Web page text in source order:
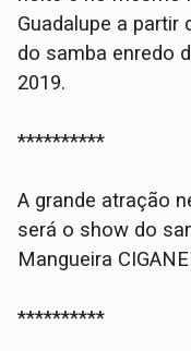
Guadalupe a partir
do samba enredo
2019.
**********
A grande atração
será o show do
Mangueira
**********